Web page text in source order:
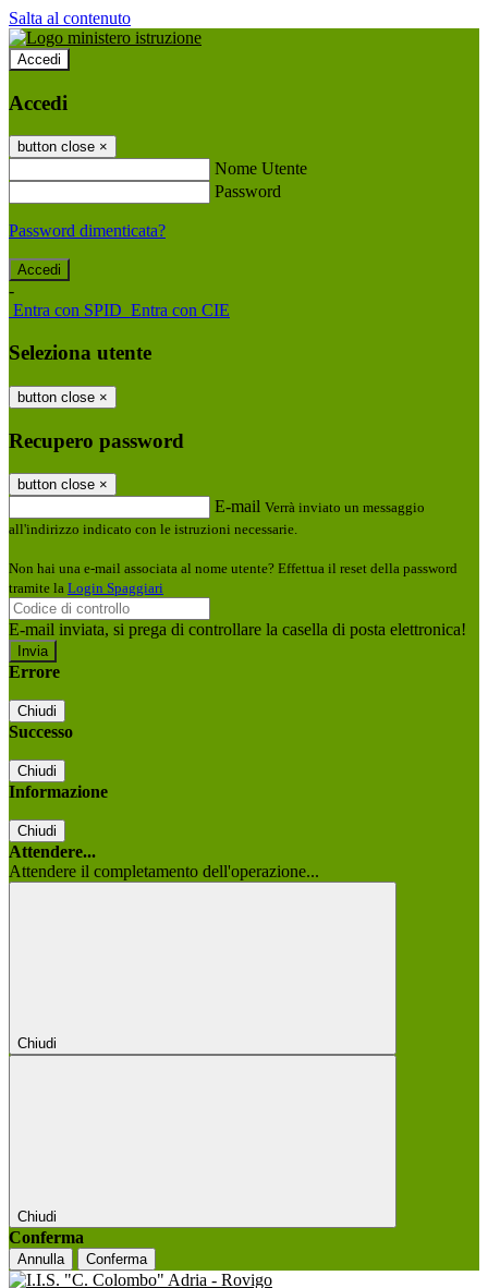
Salta al contenuto
Accedi
Accedi
button close ×
Nome Utente
Password
Password dimenticata?
-
Entra con SPID Entra con CIE
Seleziona utente
button close ×
Recupero password
button close ×
E-mail Verrà inviato un messaggio
all'indirizzo indicato con le istruzioni necessarie.
Non hai una e-mail associata al nome utente? Effettua il reset della password
tramite la Login Spaggiari
E-mail inviata, si prega di controllare la casella di posta elettronica!
Errore
Chiudi
Successo
Chiudi
Informazione
Chiudi
Attendere...
Attendere il completamento dell'operazione...
Chiudi
Chiudi
Conferma
Annulla Conferma